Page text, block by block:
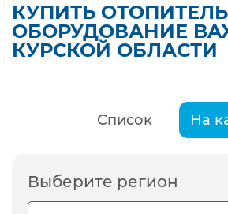
КУПИТЬ
ОБОРУДОВАНИЕ
КУРСКОЙ ОБЛАСТИ
Список На
Выберите регион